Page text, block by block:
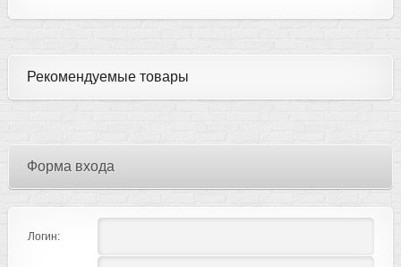
Рекомендуемые товары
Форма входа
Логин: